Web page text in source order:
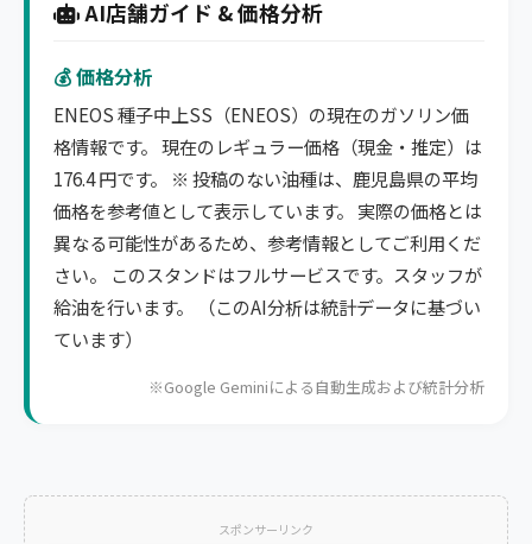
AI店舗ガイド & 価格分析
💰 価格分析
ENEOS 種子中上SS（ENEOS）の現在のガソリン価
格情報です。 現在のレギュラー価格（現金・推定）は
176.4 円です。 ※ 投稿のない油種は、鹿児島県の平均
価格を参考値として表示しています。 実際の価格とは
異なる可能性があるため、参考情報としてご利用くだ
さい。 このスタンドはフルサービスです。スタッフが
給油を行います。 （このAI分析は統計データに基づい
ています）
※Google Geminiによる自動生成および統計分析
スポンサーリンク